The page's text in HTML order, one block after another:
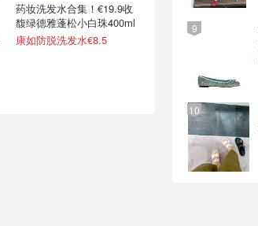
药妆洗发水合集！€19.9收
馥绿德雅蓬松小白珠400ml
康如防脱洗发水€8.5